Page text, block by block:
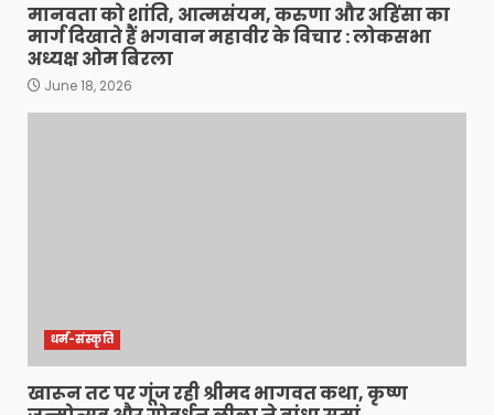
मानवता को शांति, आत्मसंयम, करुणा और अहिंसा का
मार्ग दिखाते हैं भगवान महावीर के विचार : लोकसभा
अध्यक्ष ओम बिरला
June 18, 2026
धर्म-संस्कृति
खारून तट पर गूंज रही श्रीमद भागवत कथा, कृष्ण